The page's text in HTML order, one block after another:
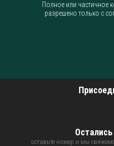
Полное или частичное
разрешено только с
оставьте номер и мы